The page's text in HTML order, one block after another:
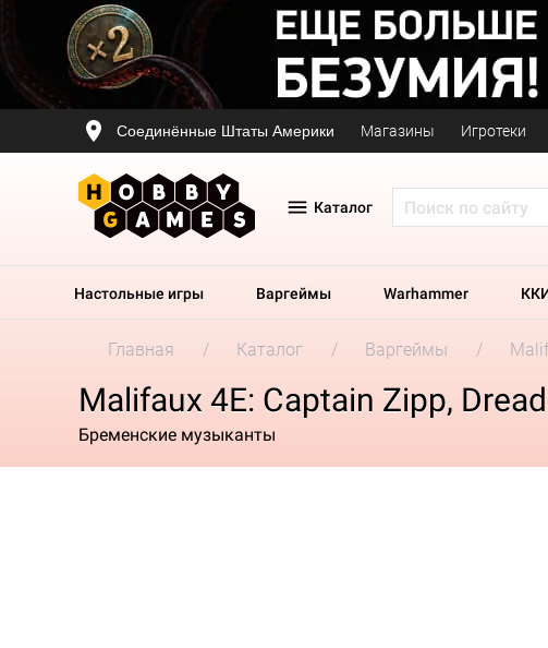
Соединённые Штаты Америки Магазины Игротеки
Каталог
Настольные игры Варгеймы Warhammer
Главная Каталог Варгеймы
Malifaux 4E: Captain Zipp,
Бременские музыканты